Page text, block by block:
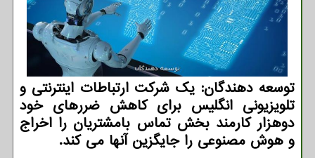
توسعه دهندگان: یک شرکت ارتباطات اینترنتی و
تلویزیونی انگلیس برای کاهش ضررهای خود
دوهزار کارمند بخش تماس بامشتریان را اخراج
و هوش مصنوعی را جایگزین آنها می کند.